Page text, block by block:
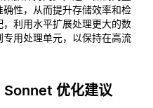
性，从而提升存储效率和检
利用水平扩展处理更大的数
用处理单元，以保持在高流
优化建议